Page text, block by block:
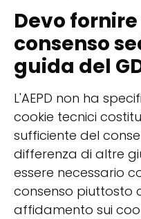
Devo
consenso
guida del
L'AEPD non ha
cookie tecnici
sufficiente del
differenza di altre
essere necessario
consenso piuttosto
affidamento sui